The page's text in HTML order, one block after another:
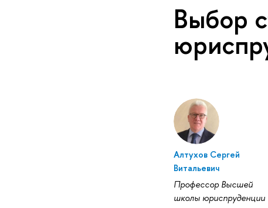
Выбор
Алтухов Сергей
Витальевич
Профессор Высшей
школы юриспруденции